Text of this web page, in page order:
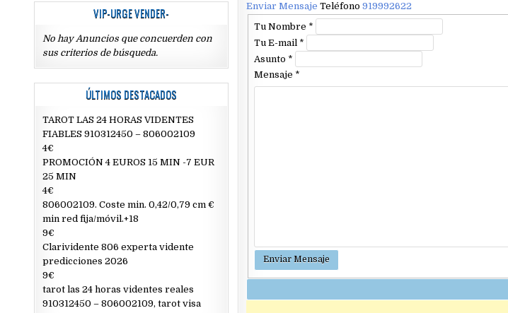
Enviar Mensaje Teléfono 919992622
Tu Nombre *
Tu E-mail *
Asunto *
Mensaje *
VIP-URGE VENDER-
No hay Anuncios que concuerden con
sus criterios de búsqueda.
ÚLTIMOS DESTACADOS
TAROT LAS 24 HORAS VIDENTES
FIABLES 910312450 – 806002109
4€
PROMOCIÓN 4 EUROS 15 MIN -7 EUR
25 MIN
4€
806002109. Coste min. 0,42/0,79 cm €
min red fija/móvil.+18
9€
Clarividente 806 experta vidente
predicciones 2026
9€
tarot las 24 horas videntes reales
910312450 – 806002109, tarot visa